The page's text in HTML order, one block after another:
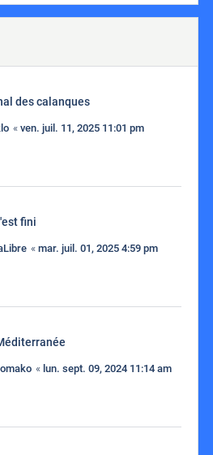
des calanques
« ven. juil. 11, 2025 11:01 pm
fini
« mar. juil. 01, 2025 4:59 pm
« lun. sept. 09, 2024 11:14 am